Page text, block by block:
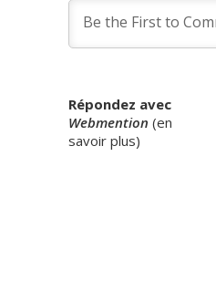
Répondez avec
Webmention (en
savoir plus)